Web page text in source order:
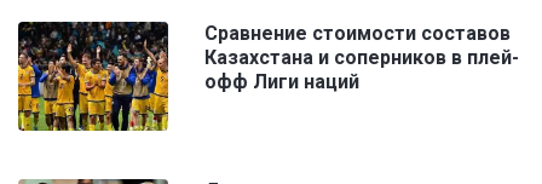
Сравнение стоимости составов
Казахстана и соперников в плей-
офф Лиги наций